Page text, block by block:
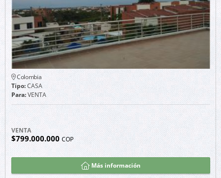
Colombia
Tipo:CASA
Para:VENTA
VENTA
$799.000.000COP
Más información